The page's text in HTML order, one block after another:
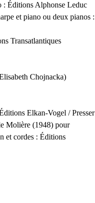
: Éditions Alphonse Leduc
et piano ou deux pianos :
Transatlantiques
Chojnacka)
Elkan-Vogel / Presser
Molière (1948) pour
et cordes : Éditions